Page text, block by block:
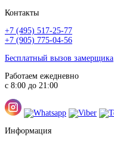
Контакты
+7 (495) 517-25-77
+7 (905) 775-04-56
Бесплатный вызов замерщика
Работаем ежедневно
с 8:00 до 21:00
Информация